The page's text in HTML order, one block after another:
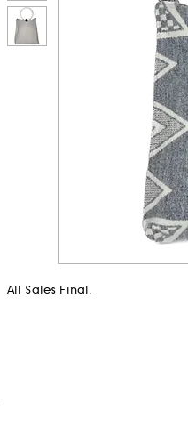
All Sales Final.